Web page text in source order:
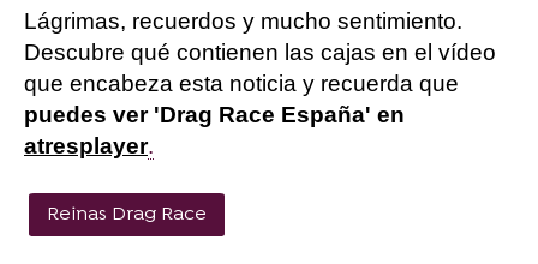
Lágrimas, recuerdos y mucho sentimiento.
Descubre qué contienen las cajas en el vídeo
que encabeza esta noticia y recuerda que
puedes ver 'Drag Race España' en
atresplayer.
Reinas Drag Race